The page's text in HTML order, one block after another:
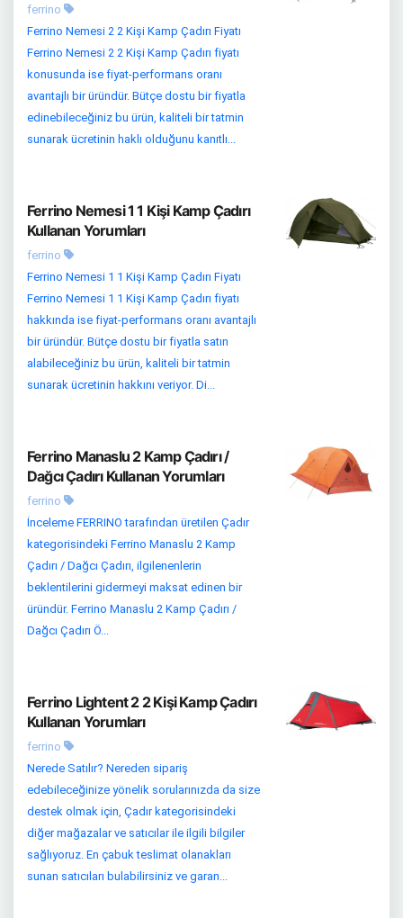
ferrino
Ferrino Nemesi 2 2 Kişi Kamp Çadırı Fiyatı
Ferrino Nemesi 2 2 Kişi Kamp Çadırı fiyatı
konusunda ise fiyat-performans oranı
avantajlı bir üründür. Bütçe dostu bir fiyatla
edinebileceğiniz bu ürün, kaliteli bir tatmin
sunarak ücretinin haklı olduğunu kanıtlı...
Ferrino Nemesi 1 1 Kişi Kamp Çadırı
Kullanan Yorumları
ferrino
Ferrino Nemesi 1 1 Kişi Kamp Çadırı Fiyatı
Ferrino Nemesi 1 1 Kişi Kamp Çadırı fiyatı
hakkında ise fiyat-performans oranı avantajlı
bir üründür. Bütçe dostu bir fiyatla satın
alabileceğiniz bu ürün, kaliteli bir tatmin
sunarak ücretinin hakkını veriyor. Di...
Ferrino Manaslu 2 Kamp Çadırı /
Dağcı Çadırı Kullanan Yorumları
ferrino
İnceleme FERRINO tarafından üretilen Çadır
kategorisindeki Ferrino Manaslu 2 Kamp
Çadırı / Dağcı Çadırı, ilgilenenlerin
beklentilerini gidermeyi maksat edinen bir
üründür. Ferrino Manaslu 2 Kamp Çadırı /
Dağcı Çadırı Ö...
Ferrino Lightent 2 2 Kişi Kamp Çadırı
Kullanan Yorumları
ferrino
Nerede Satılır? Nereden sipariş
edebileceğinize yönelik sorularınızda da size
destek olmak için, Çadır kategorisindeki
diğer mağazalar ve satıcılar ile ilgili bilgiler
sağlıyoruz. En çabuk teslimat olanakları
sunan satıcıları bulabilirsiniz ve garan...